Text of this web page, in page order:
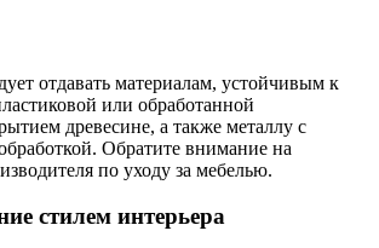
отдавать материалам, устойчивым к
или обработанной
древесине, а также металлу с
Обратите внимание на
по уходу за мебелью.
стилем интерьера